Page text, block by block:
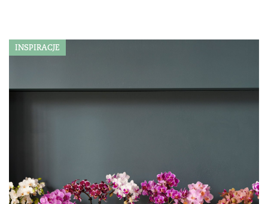
INSPIRACJE